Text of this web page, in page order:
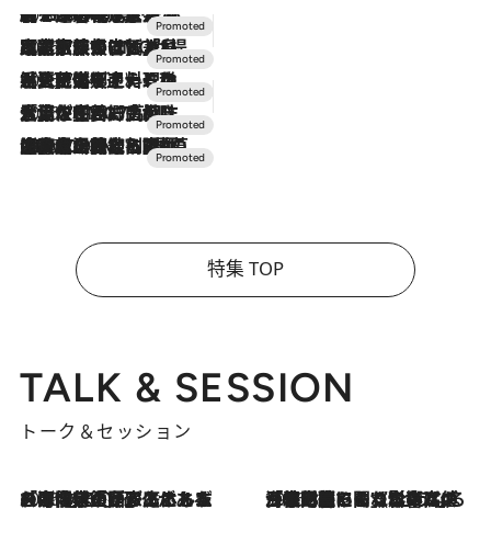
2026.8.7
【トンボの足水浴】ヒノキの香りに包まれて涼感マックス！約13℃の湧水かけ流しを避暑地「星野温泉 トンボの湯」で体験
2026.7.31
【ホテル帰省】という選択肢をOMOが提案。家族とほどよい距離を保つには「昼は実家、夜は気兼ねなくホテルで！」
2026.7.24
【夏限定ディナーコース】旬を迎える稚鮎や花ズッキーニなどをイタリア・トスカーナの郷土料理の手法で満喫！
2026.7.17
「土佐和ハーブかき氷」がOMO7高知に登場！生姜、山椒、大葉など目にも舌にも涼を呼ぶ郷土の味
2026.7.10
NEW OPEN！【界 草津】名湯の地に誕生。趣の異なる2種の温泉と上州ならではの会席・蕎麦割烹など美食を味わう究極の癒やし旅
特集 TOP
TALK & SESSION
トーク＆セッション
2026.8.3
「今後値上げがあるとすれば…」「リスクがあるのは今年の冬」エネルギー専門家が語る、ホルムズ海峡封鎖が家庭にもたらす“ある心配” 2026.8.3
「住宅建てられない…」「サーチャージ料の高値が続いている」ホルムズ海峡封鎖による影響はいつまで続く？《エネルギー専門家に聞く“どうなる日本の暮らし”》